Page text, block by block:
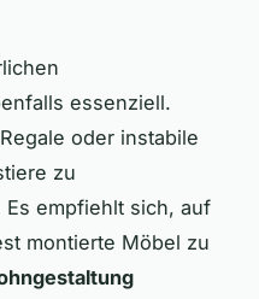
essenziell.
oder instabile
zu
empfiehlt sich, auf
montierte Möbel zu